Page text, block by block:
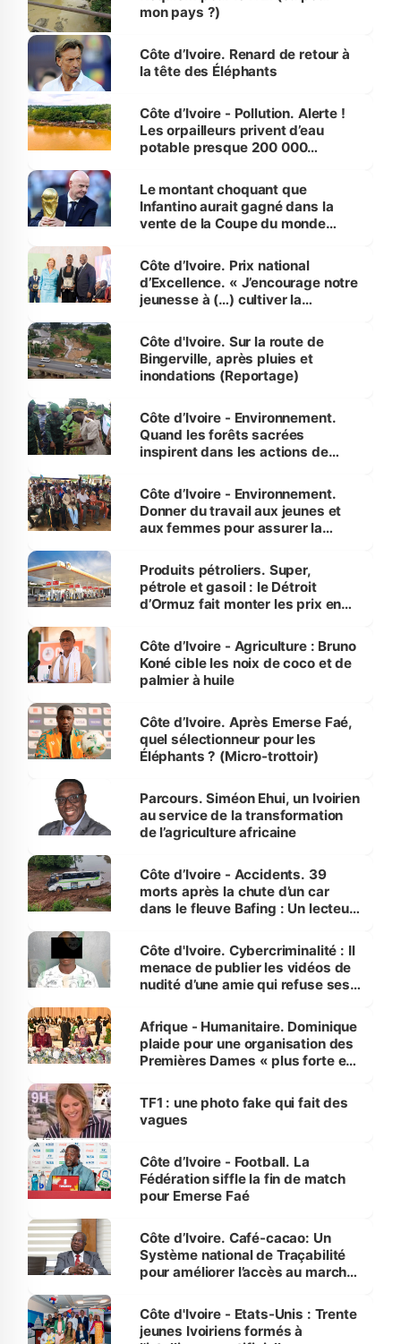
mon pays ?)
Côte d’Ivoire. Renard de retour à
la tête des Éléphants
Côte d’Ivoire - Pollution. Alerte !
Les orpailleurs privent d’eau
potable presque 200 000
Le montant choquant que
Infantino aurait gagné dans la
vente de la Coupe du monde
Côte d’Ivoire. Prix national
d’Excellence. « J’encourage notre
jeunesse à (…) cultiver la
(Alassane Ouattara
Côte d'Ivoire. Sur la route de
Bingerville, après pluies et
inondations (Reportage)
Côte d’Ivoire - Environnement.
Quand les forêts sacrées
inspirent dans les actions de
Côte d’Ivoire - Environnement.
Donner du travail aux jeunes et
aux femmes pour assurer la
menacées
Produits pétroliers. Super,
pétrole et gasoil : le Détroit
d’Ormuz fait monter les prix en
Côte d’Ivoire - Agriculture : Bruno
Koné cible les noix de coco et de
palmier à huile
Côte d’Ivoire. Après Emerse Faé,
quel sélectionneur pour les
Éléphants ? (Micro-trottoir)
Parcours. Siméon Ehui, un Ivoirien
au service de la transformation
de l’agriculture africaine
Côte d’Ivoire - Accidents. 39
morts après la chute d’un car
dans le fleuve Bafing : Un lecteur
des Transports
Côte d'Ivoire. Cybercriminalité : Il
menace de publier les vidéos de
nudité d’une amie qui refuse ses
Afrique - Humanitaire. Dominique
plaide pour une organisation des
Premières Dames « plus forte et
sur la scène internationale »
TF1 : une photo fake qui fait des
vagues
Côte d’Ivoire - Football. La
Fédération siffle la fin de match
pour Emerse Faé
Côte d’Ivoire. Café-cacao: Un
Système national de Traçabilité
pour améliorer l’accès au marché
Côte d'Ivoire - Etats-Unis : Trente
jeunes Ivoiriens formés à